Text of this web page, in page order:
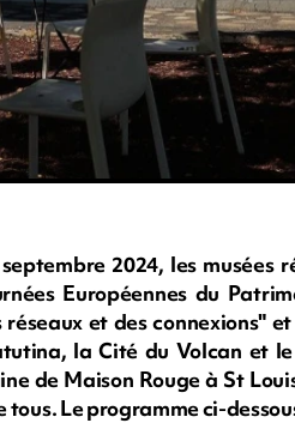
2024, les musées
Européennes du
et des connexions"
la Cité du Volcan et
de Maison Rouge à St
Le programme ci-